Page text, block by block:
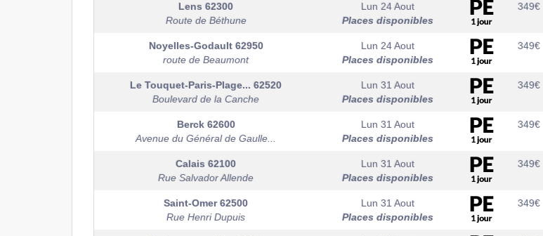
Lens 62300
Route de Béthune
Lun 24 Aout
Places disponibles
349€
Noyelles-Godault 62950
route de Beaumont
Lun 24 Aout
Places disponibles
349€
Le Touquet-Paris-Plage... 62520
Boulevard de la Canche
Lun 31 Aout
Places disponibles
349€
Berck 62600
Avenue du Général de Gaulle...
Lun 31 Aout
Places disponibles
349€
Calais 62100
Rue Salvador Allende
Lun 31 Aout
Places disponibles
349€
Saint-Omer62500
Rue Henri Dupuis
Lun 31 Aout
Places disponibles
349€